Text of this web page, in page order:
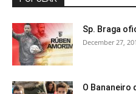
Sp. Braga
December 27,
O Bananeiro